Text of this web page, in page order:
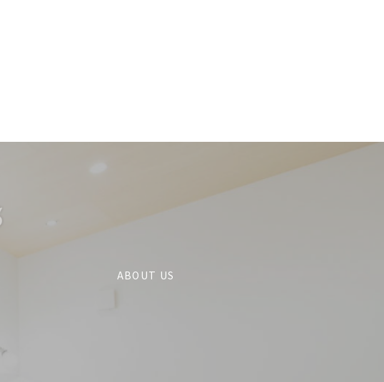
ABOUT US